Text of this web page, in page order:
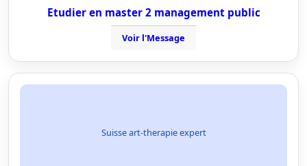
Etudier en master 2 management public
Voir l'Message
Suisse art-therapie expert